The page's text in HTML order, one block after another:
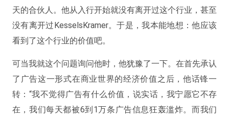
天的合伙人。他从入行开始就没有离开过这个行业，甚至
没有离开过KesselsKramer。于是，我本能地想：他应该
看到了这个行业的价值吧。
可当我就这个问题询问他时，他犹豫了一下。在首先承认
了广告这一形式在商业世界的经济价值之后，他话锋一
转：“我不觉得广告有什么价值，说实话，我宁愿它不存
在，我们每天都被6到1万条广告信息狂轰滥炸。而我们